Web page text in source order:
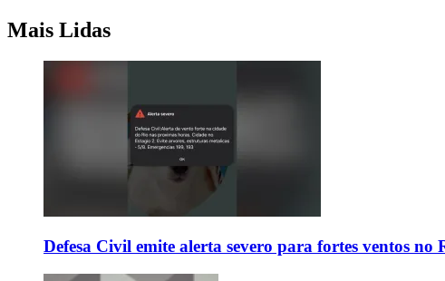
Mais Lidas
Defesa Civil emite alerta severo para fortes ventos no